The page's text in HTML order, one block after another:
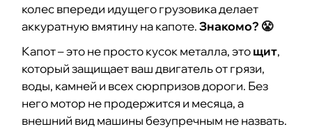
колес впереди идущего грузовика делает
аккуратную вмятину на капоте.Знакомо? 😤
Капот – это не просто кусок металла, этощит,
который защищает ваш двигатель от грязи,
воды, камней и всех сюрпризов дороги. Без
него мотор не продержится и месяца, а
внешний вид машины безупречным не назвать.